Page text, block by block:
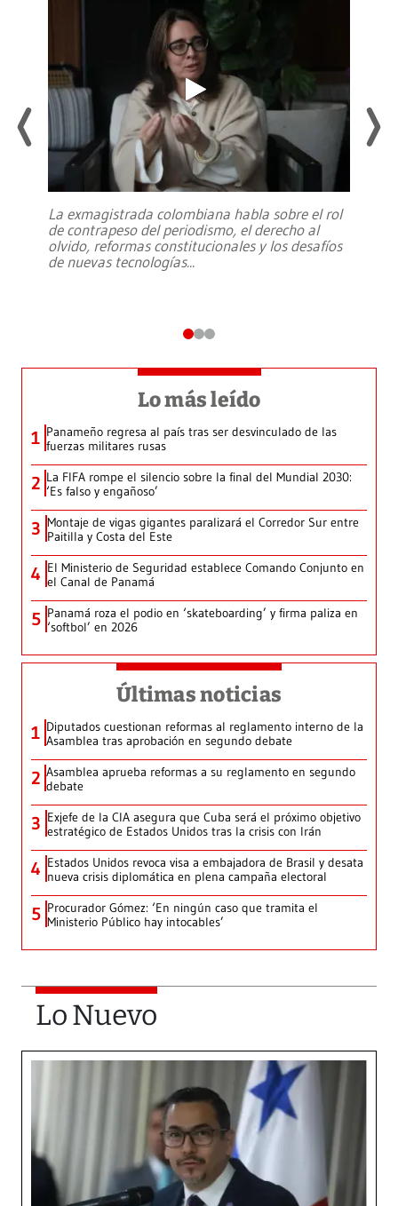
La exmagistrada colombiana habla sobre el rol
de contrapeso del periodismo, el derecho al
olvido, reformas constitucionales y los desafíos
de nuevas tecnologías...
Lo más leído
1 Panameño regresa al país tras ser desvinculado de las
fuerzas militares rusas
2 La FIFA rompe el silencio sobre la final del Mundial 2030:
‘Es falso y engañoso’
3 Montaje de vigas gigantes paralizará el Corredor Sur entre
Paitilla y Costa del Este
4 El Ministerio de Seguridad establece Comando Conjunto en
el Canal de Panamá
5 Panamá roza el podio en ‘skateboarding’ y firma paliza en
‘softbol’ en 2026
Últimas noticias
1 Diputados cuestionan reformas al reglamento interno de la
Asamblea tras aprobación en segundo debate
2 Asamblea aprueba reformas a su reglamento en segundo
debate
3 Exjefe de la CIA asegura que Cuba será el próximo objetivo
estratégico de Estados Unidos tras la crisis con Irán
4 Estados Unidos revoca visa a embajadora de Brasil y desata
nueva crisis diplomática en plena campaña electoral
5 Procurador Gómez: ‘En ningún caso que tramita el
Ministerio Público hay intocables’
Lo Nuevo